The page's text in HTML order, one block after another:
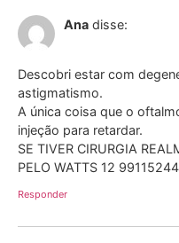
Ana disse:
Descobri estar com
astigmatismo.
A única coisa que o
injeção para retardar.
SE TIVER CIRURGIA
PELO WATTS 12
Responder